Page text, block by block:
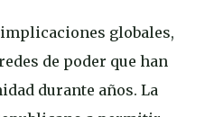
globales,
de poder que han
durante años. La